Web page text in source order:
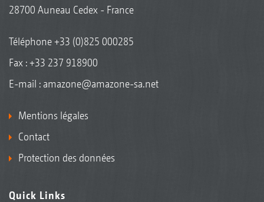
28700 Auneau Cedex - France
Téléphone+33 (0)825 000285
Fax : +33 237 918900
E-mail : amazone@amazone-sa.net
Mentions légales
Contact
Protection des données
Quick Links